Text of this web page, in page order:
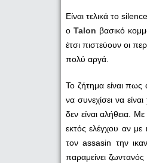
Είναι τελικά το
ο Talon βασικό
έτσι πιστεύουν οι
πολύ αργά.
Το ζήτημα είναι πως
να συνεχίσει να
δεν είναι αλήθεια.
εκτός ελέγχου αν
τον assasin την
παραμείνει